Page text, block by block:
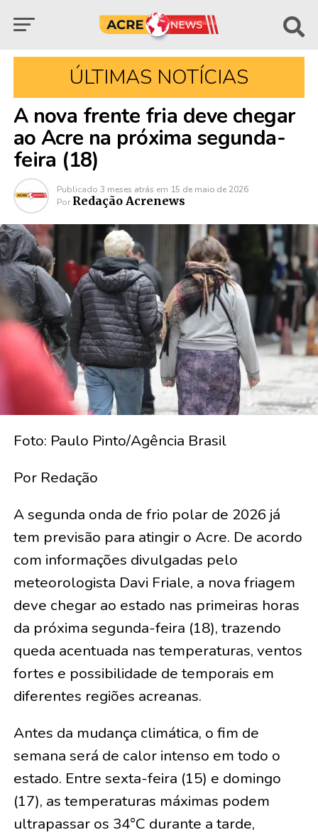
ÚLTIMAS NOTÍCIAS
A nova frente fria deve chegar
ao Acre na próxima segunda-
feira (18)
Publicado 3 meses atrás em 15 de maio de 2026
Por Redação Acrenews
Foto: Paulo Pinto/Agência Brasil
Por Redação
A segunda onda de frio polar de 2026 já
tem previsão para atingir o Acre. De acordo
com informações divulgadas pelo
meteorologista Davi Friale, a nova friagem
deve chegar ao estado nas primeiras horas
da próxima segunda-feira (18), trazendo
queda acentuada nas temperaturas, ventos
fortes e possibilidade de temporais em
diferentes regiões acreanas.
Antes da mudança climática, o fim de
semana será de calor intenso em todo o
estado. Entre sexta-feira (15) e domingo
(17), as temperaturas máximas podem
ultrapassar os 34°C durante a tarde,